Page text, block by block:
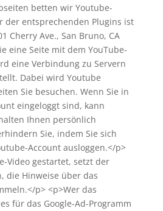
betten wir Youtube-
der entsprechenden Plugins ist
Cherry Ave., San Bruno, CA
eine Seite mit dem YouTube-
eine Verbindung zu Servern
Dabei wird Youtube
Sie besuchen. Wenn Sie in
eingeloggt sind, kann
Ihnen persönlich
Sie, indem Sie sich
Account ausloggen.</p>
Video gestartet, setzt der
die Hinweise über das
p> <p>Wer das
für das Google-Ad-Programm